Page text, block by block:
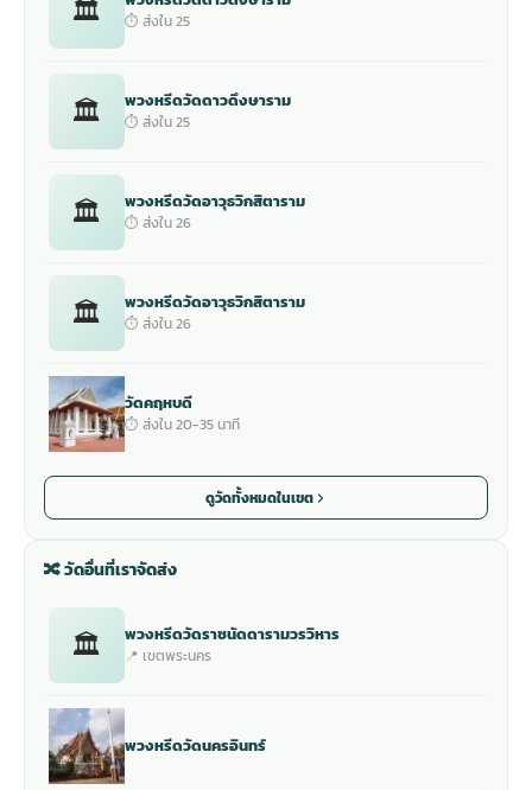
🏛 ⏱ ส่งใน 25
🏛 พวงหรีดวัดดาวดึงษาราม
⏱ ส่งใน 25
🏛 พวงหรีดวัดอาวุธวิกสิตาราม
⏱ ส่งใน 26
🏛 พวงหรีดวัดอาวุธวิกสิตาราม
⏱ ส่งใน 26
วัดคฤหบดี
⏱ ส่งใน 20-35 นาที
ดูวัดทั้งหมดในเขต
🔀 วัดอื่นที่เราจัดส่ง
🏛 พวงหรีดวัดราชนัดดารามวรวิหาร
📍 เขตพระนคร
พวงหรีดวัดนครอินทร์